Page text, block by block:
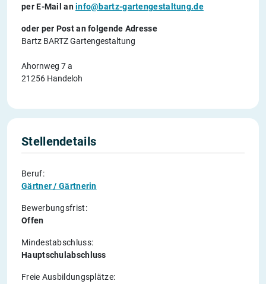
per E-Mail aninfo@bartz-gartengestaltung.de
oder per Post an folgende Adresse
Bartz BARTZ Gartengestaltung
Ahornweg 7 a
21256 Handeloh
Stellendetails
Beruf:
Gärtner / Gärtnerin
Bewerbungsfrist:
Offen
Mindestabschluss:
Hauptschulabschluss
Freie Ausbildungsplätze: